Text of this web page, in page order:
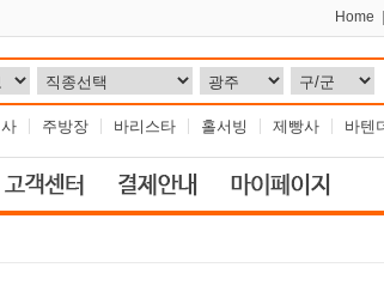
Home
주방장 바리스타 홀서빙 제빵사 바텐